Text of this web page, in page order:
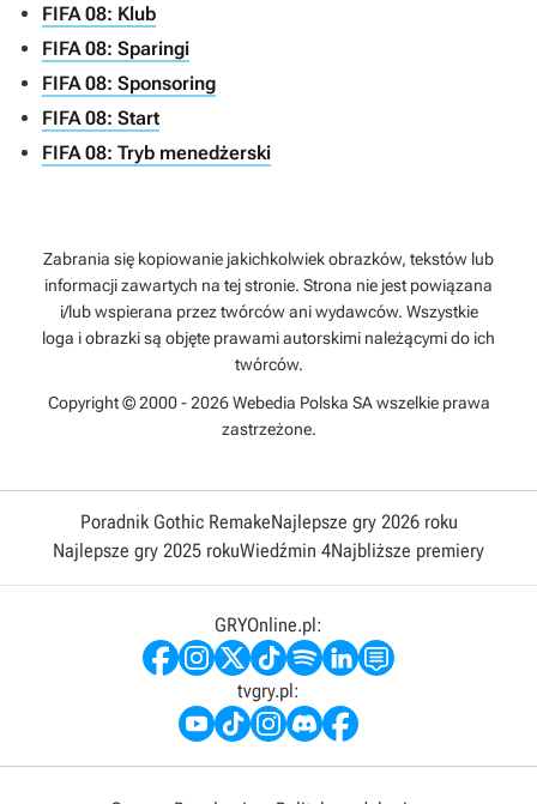
FIFA 08: Klub
FIFA 08: Sparingi
FIFA 08: Sponsoring
FIFA 08: Start
FIFA 08: Tryb menedżerski
Zabrania się kopiowanie jakichkolwiek obrazków, tekstów lub
informacji zawartych na tej stronie. Strona nie jest powiązana
i/lub wspierana przez twórców ani wydawców. Wszystkie
loga i obrazki są objęte prawami autorskimi należącymi do ich
twórców.
Copyright © 2000 - 2026 Webedia Polska SA wszelkie prawa
zastrzeżone.
Poradnik Gothic RemakeNajlepsze gry 2026 roku
Najlepsze gry 2025 rokuWiedźmin 4Najbliższe premiery
GRYOnline.pl:
tvgry.pl: